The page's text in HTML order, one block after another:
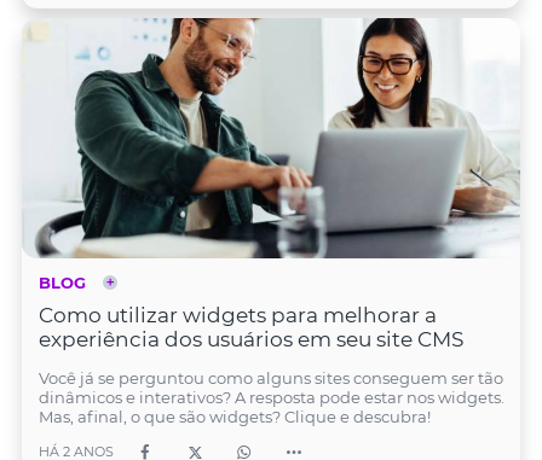
BLOG
Como utilizar widgets para melhorar a
experiência dos usuários em seu site CMS
Você já se perguntou como alguns sites conseguem ser tão
dinâmicos e interativos? A resposta pode estar nos widgets.
Mas, afinal, o que são widgets? Clique e descubra!
HÁ 2 ANOS